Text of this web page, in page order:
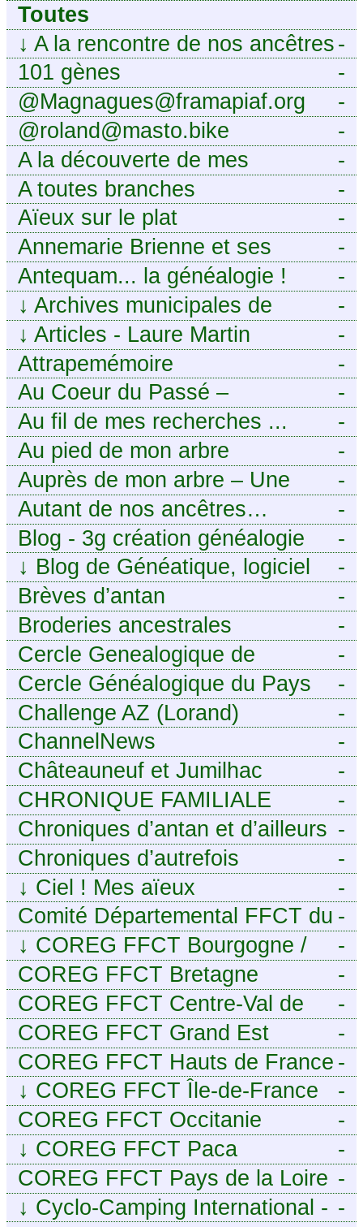
Toutes
-
↓ A la rencontre de nos ancêtres
-
101 gènes
-
@Magnagues@framapiaf.org
-
@roland@masto.bike
-
A la découverte de mes
ancêtres
-
A toutes branches
-
Aïeux sur le plat
-
Annemarie Brienne et ses
challenges de A à Z
-
Antequam... la généalogie !
-
↓ Archives municipales de
Montpellier
-
↓ Articles - Laure Martin
-
Attrapemémoire
-
Au Coeur du Passé –
Généalogie Familiale
-
Au fil de mes recherches ...
-
Au pied de mon arbre
-
Auprès de mon arbre – Une
histoire de racines
-
Autant de nos ancêtres…
-
Blog - 3g création généalogie
-
↓ Blog de Généatique, logiciel
de généalogie
-
Brèves d’antan
-
Broderies ancestrales
-
Cercle Genealogique de
l’Aveyron
-
Cercle Généalogique du Pays
de Caux - Seine-Maritime
-
Challenge AZ (Lorand)
-
ChannelNews
-
Châteauneuf et Jumilhac
-
CHRONIQUE FAMILIALE
-
Chroniques d’antan et d’ailleurs
-
Chroniques d’autrefois
-
↓ Ciel ! Mes aïeux
-
Comité Départemental FFCT du
Cher
-
↓ COREG FFCT Bourgogne /
Franche-Comté
-
COREG FFCT Bretagne
-
COREG FFCT Centre-Val de
Loire
-
COREG FFCT Grand Est
-
COREG FFCT Hauts de France
-
↓ COREG FFCT Île-de-France
-
COREG FFCT Occitanie
-
↓ COREG FFCT Paca
-
COREG FFCT Pays de la Loire
-
↓ Cyclo-Camping International -